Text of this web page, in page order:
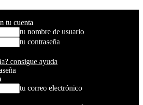
tu cuenta
tu nombre de usuario
tu contraseña
consigue ayuda
tu correo electrónico